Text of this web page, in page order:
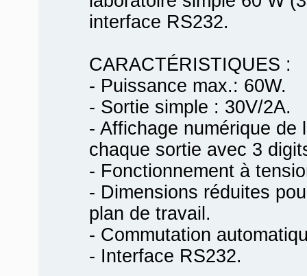
interface RS232.
CARACTÉRISTIQUES :
- Puissance max.: 60W.
- Sortie simple : 30V/2A.
- Affichage numérique de
chaque sortie avec 3
- Fonctionnement à
- Dimensions réduites
plan de travail.
- Commutation
- Interface RS232.